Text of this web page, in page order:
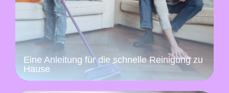
Eine Anleitung für die schnelle Reinigung zu
Hause